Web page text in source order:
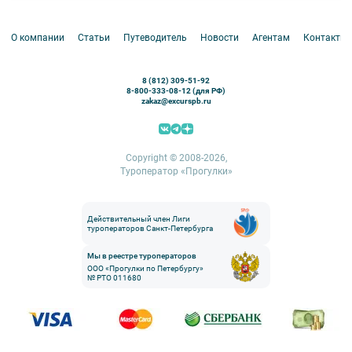
Кронштадт
Ораниенбаум
Пушкин (Царское село)
Выборг
О компании Статьи Путеводитель Новости Агентам Контакты
8 (812) 309-51-92
8-800-333-08-12 (для РФ)
zakaz@excurspb.ru
Copyright © 2008-2026,
Туроператор «Прогулки»
Действительный член Лиги
туроператоров Санкт-Петербурга
Мы в реестре туроператоров
ООО «Прогулки по Петербургу»
№ РТО 011680